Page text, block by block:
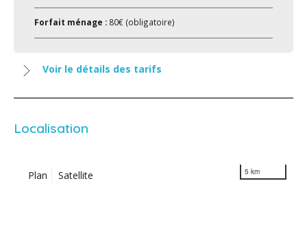
Forfait ménage : 80€ (obligatoire)
Voir le détails des tarifs
Localisation
Plan Satellite 5 km